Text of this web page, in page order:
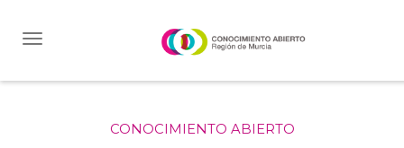
CONOCIMIENTO ABIERTO